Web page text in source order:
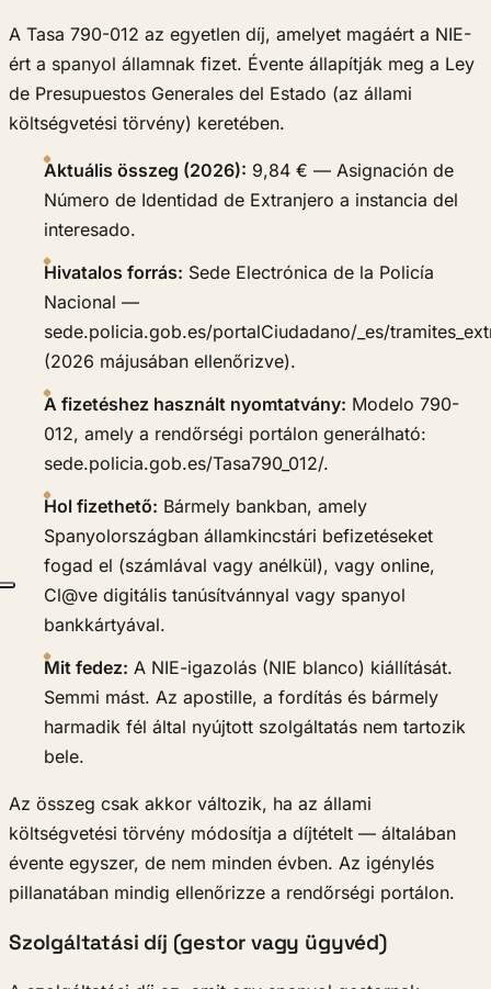
A Tasa 790-012 az egyetlen díj, amelyet magáért a NIE-
ért a spanyol államnak fizet. Évente állapítják meg a Ley
de Presupuestos Generales del Estado (az állami
költségvetési törvény) keretében.
Aktuális összeg (2026): 9,84 € — Asignación de
Número de Identidad de Extranjero a instancia del
interesado.
Hivatalos forrás: Sede Electrónica de la Policía
Nacional —
sede.policia.gob.es/portalCiudadano/_es/
(2026 májusában ellenőrizve).
A fizetéshez használt nyomtatvány: Modelo 790-
012, amely a rendőrségi portálon generálható:
sede.policia.gob.es/Tasa790_012/.
Hol fizethető: Bármely bankban, amely
Spanyolországban államkincstári befizetéseket
fogad el (számlával vagy anélkül), vagy online,
Cl@ve digitális tanúsítvánnyal vagy spanyol
bankkártyával.
Mit fedez: A NIE-igazolás (NIE blanco) kiállítását.
Semmi mást. Az apostille, a fordítás és bármely
harmadik fél által nyújtott szolgáltatás nem tartozik
bele.
Az összeg csak akkor változik, ha az állami
költségvetési törvény módosítja a díjtételt — általában
évente egyszer, de nem minden évben. Az igénylés
pillanatában mindig ellenőrizze a rendőrségi portálon.
Szolgáltatási díj (gestor vagy ügyvéd)